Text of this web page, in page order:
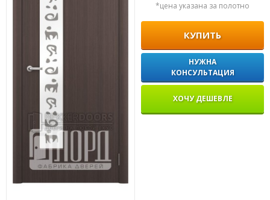
*цена указана за полотно
КУПИТЬ
НУЖНА
КОНСУЛЬТАЦИЯ
ХОЧУ ДЕШЕВЛЕ